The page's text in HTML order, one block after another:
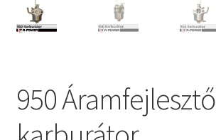
950 Áramfejlesztő